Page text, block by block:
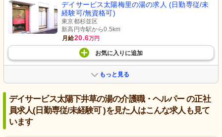
デイサービス太陽梅里の湯の求人 (日勤専従/未
経験可/無資格可)
東京都杉並区
新高円寺駅から0.5km
月給20.6万円
お気に入り に追加
もっと見る
デイサービス太陽下井草の湯の介護職・ヘルパー の正社
員求人(日勤専従/未経験可 )を見た人はこんな求人も見て
います